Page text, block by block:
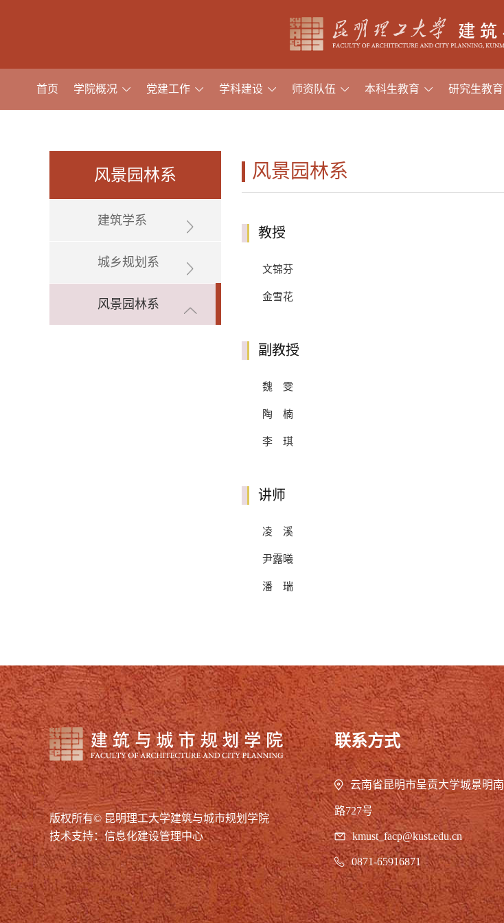
首页 学院概况 党建工作 学科建设 师资队伍 本科生教育 研究生教育
风景园林系
建筑学系
城乡规划系
风景园林系
风景园林系
教授
文锦芬
金雪花
副教授
魏 雯
陶 楠
李 琪
讲师
凌 溪
尹露曦
潘 瑞
版权所有© 昆明理工大学建筑与城市规划学院
技术支持：信息化建设管理中心
联系方式
云南省昆明市呈贡大学城景明南
路727号
kmust_facp@kust.edu.cn
0871-65916871